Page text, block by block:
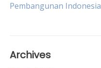
navigation
Pembangunan Indonesia
Archives